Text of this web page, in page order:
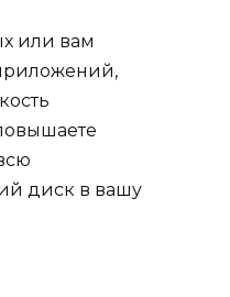
или вам
диск в вашу